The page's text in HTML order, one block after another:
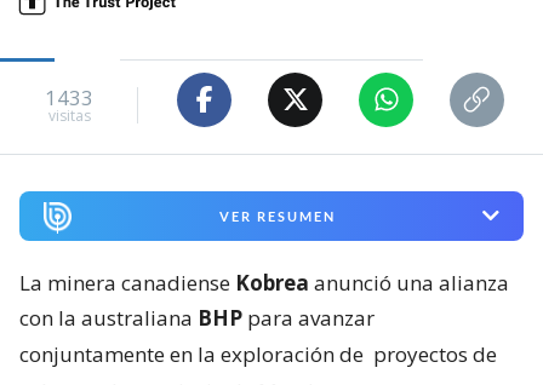
1433
visitas
VER RESUMEN
La minera canadiense Kobrea anunció una alianza
con la australiana BHP para avanzar
conjuntamente en la exploración de proyectos de